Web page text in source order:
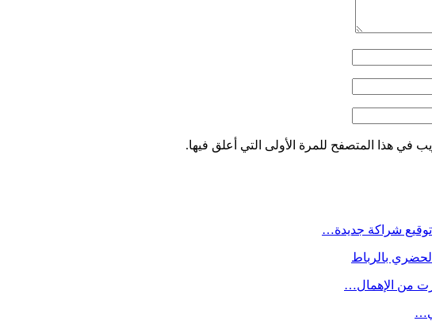
في هذا المتصفح للمرة الأولى التي أعلق فيها.
شراكة جديدة…
بالرباط
من الإهمال…